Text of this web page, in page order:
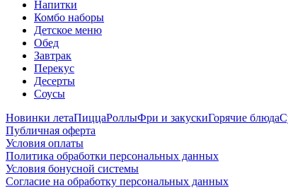
Напитки
Комбо наборы
Детское меню
Обед
Завтрак
Перекус
Десерты
Соусы
Новинки летаПиццаРоллыФри и закускиГорячие блюда
Публичная оферта
Условия оплаты
Политика обработки персональных данных
Условия бонусной системы
Согласие на обработку персональных данных